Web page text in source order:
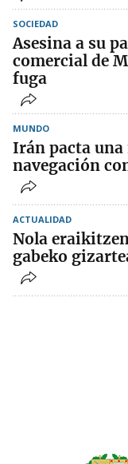
SOCIEDAD
Asesina a su
comercial de
fuga
MUNDO
Irán pacta una
navegación
ACTUALIDAD
Nola
gabeko